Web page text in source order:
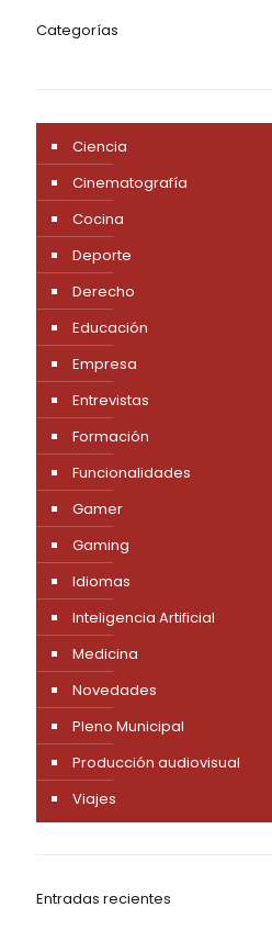
Categorías
Ciencia
Cinematografía
Cocina
Deporte
Derecho
Educación
Empresa
Entrevistas
Formación
Funcionalidades
Gamer
Gaming
Idiomas
Inteligencia Artificial
Medicina
Novedades
Pleno Municipal
Producción audiovisual
Viajes
Entradas recientes